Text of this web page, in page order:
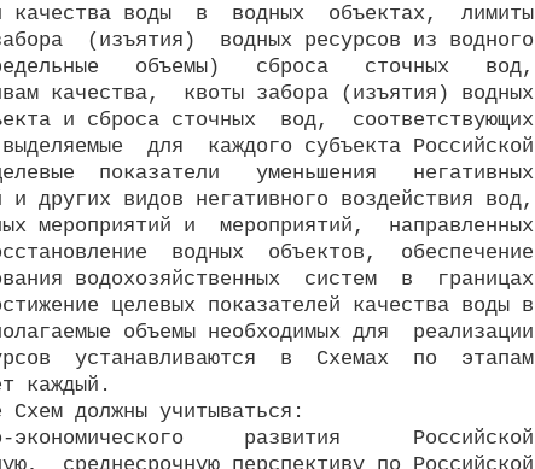
качества воды  в  водных  объектах,  лимиты
(изъятия)  водных ресурсов из водного
объемы)   сброса   сточных   вод,
качества,  квоты забора (изъятия) водных
и сброса сточных  вод,  соответствующих
для  каждого субъекта Российской
показатели   уменьшения   негативных
и других видов негативного воздействия вод,
мероприятий и  мероприятий,  направленных
водных  объектов,  обеспечение
водохозяйственных  систем  в  границах
целевых показателей качества воды в
объемы необходимых для  реализации
устанавливаются  в  Схемах  по  этапам
каждый.
Схем должны учитываться:
экономического     развития      Российской